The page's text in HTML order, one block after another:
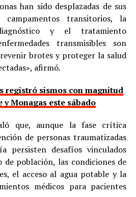
han sido desplazadas de sus
transitorios, la
y el tratamiento
transmisibles son
brotes y proteger la salud
afirmó.
registró sismos con magnitud
Monagas este sábado
que, aunque la fase crítica
de personas traumatizadas
persisten desafíos vinculados
de población, las condiciones de
el acceso al agua potable y la
médicos para pacientes